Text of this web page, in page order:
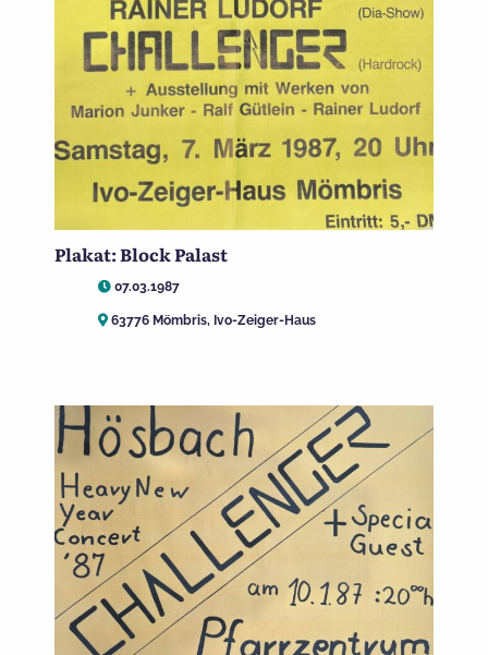
Plakat: Block Palast
07.03.1987
63776 Mömbris, Ivo-Zeiger-Haus